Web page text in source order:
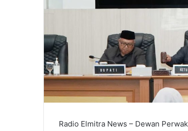
Radio Elmitra News – Dewan